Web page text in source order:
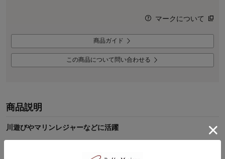
マークについて
商品ガイド
この商品について問い合わせる
商品説明
川遊びやマリンレジャーなどに活躍
・水切れのよいメッシュ素材を使用